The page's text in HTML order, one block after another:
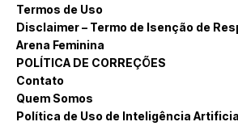
Termos de Uso
Disclaimer – Termo de Isenção de
Arena Feminina
POLÍTICA DE CORREÇÕES
Contato
Quem Somos
Política de Uso de Inteligência